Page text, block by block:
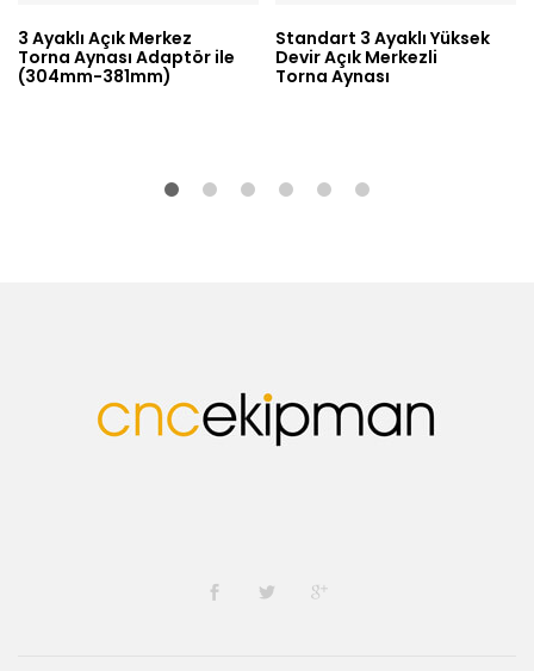
3 Ayaklı Açık Merkez
Torna Aynası Adaptör ile
(304mm-381mm)
Standart 3 Ayaklı Yüksek
Devir Açık Merkezli
Torna Aynası